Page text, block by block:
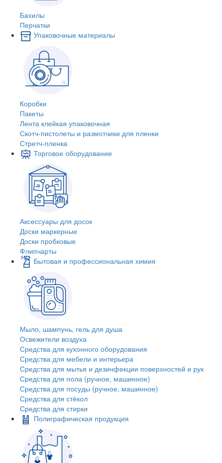
Бахилы
Перчатки
Упаковочные материалы
Коробки
Пакеты
Лента клейкая упаковочная
Скотч-пистолеты и размотчики для пленки
Стретч-пленка
Торговое оборудование
Аксессуары для досок
Доски маркерные
Доски пробковые
Флипчарты
Бытовая и профессиональная химия
Мыло, шампунь, гель для душа
Освежители воздуха
Средства для кухонного оборудования
Средства для мебели и интерьера
Средства для мытья и дезинфекции поверхностей и рук
Средства для пола (ручное, машинное)
Средства для посуды (ручное, машинное)
Средства для стёкол
Средства для стирки
Полиграфическая продукция